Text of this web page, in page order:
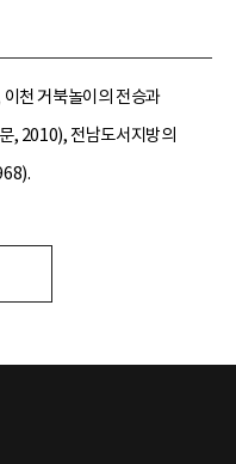
천 거북놀이의 전승과
, 2010), 전남도서지방의